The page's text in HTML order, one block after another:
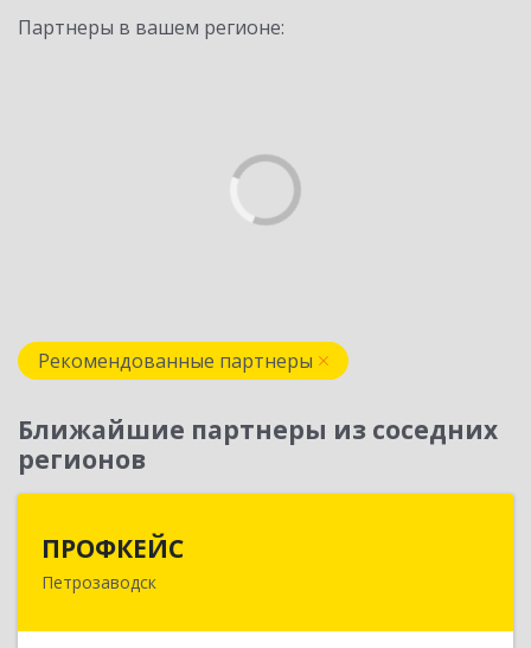
Партнеры в вашем регионе:
Рекомендованные партнеры
Ближайшие партнеры из соседних
регионов
ПРОФКЕЙС
Петрозаводск
185035, Карелия Респ, Петрозаводск г, Красная